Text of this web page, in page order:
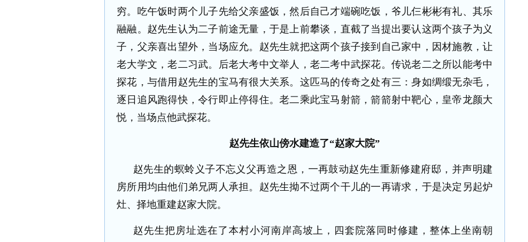
穷。吃午饭时两个儿子先给父亲盛饭，然后自己才端碗吃饭，爷儿仨彬彬有礼、其乐
融融。赵先生认为二子前途无量，于是上前攀谈，直截了当提出要认这两个孩子为义
子，父亲喜出望外，当场应允。赵先生就把这两个孩子接到自己家中，因材施教，让
老大学文，老二习武。后老大考中文举人，老二考中武探花。传说老二之所以能考中
探花，与借用赵先生的宝马有很大关系。这匹马的传奇之处有三：身如绸缎无杂毛，
逐日追风跑得快，令行即止停得住。老二乘此宝马射箭，箭箭射中靶心，皇帝龙颜大
悦，当场点他武探花。
赵先生依山傍水建造了“赵家大院”
赵先生的螟蛉义子不忘义父再造之恩，一再鼓动赵先生重新修建府邸，并声明建
房所用均由他们弟兄两人承担。赵先生拗不过两个干儿的一再请求，于是决定另起炉
灶、择地重建赵家大院。
赵先生把房址选在了本村小河南岸高坡上，四套院落同时修建，整体上坐南朝